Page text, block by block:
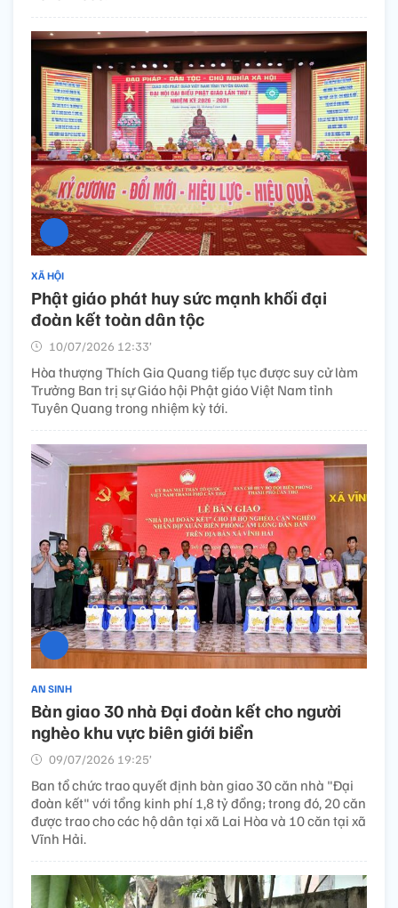
XÃ HỘI
Phật giáo phát huy sức mạnh khối đại
đoàn kết toàn dân tộc
10/07/2026 12:33’
Hòa thượng Thích Gia Quang tiếp tục được suy cử làm
Trưởng Ban trị sự Giáo hội Phật giáo Việt Nam tỉnh
Tuyên Quang trong nhiệm kỳ tới.
AN SINH
Bàn giao 30 nhà Đại đoàn kết cho người
nghèo khu vực biên giới biển
09/07/2026 19:25’
Ban tổ chức trao quyết định bàn giao 30 căn nhà "Đại
đoàn kết" với tổng kinh phí 1,8 tỷ đồng; trong đó, 20 căn
được trao cho các hộ dân tại xã Lai Hòa và 10 căn tại xã
Vĩnh Hải.